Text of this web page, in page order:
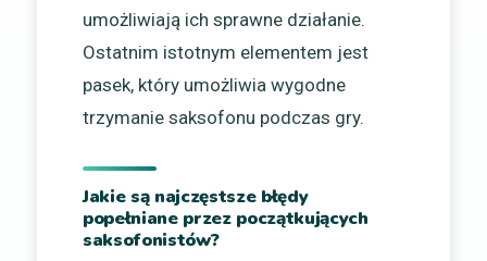
umożliwiają ich sprawne działanie.
Ostatnim istotnym elementem jest
pasek, który umożliwia wygodne
trzymanie saksofonu podczas gry.
Jakie są najczęstsze błędy
popełniane przez początkujących
saksofonistów?